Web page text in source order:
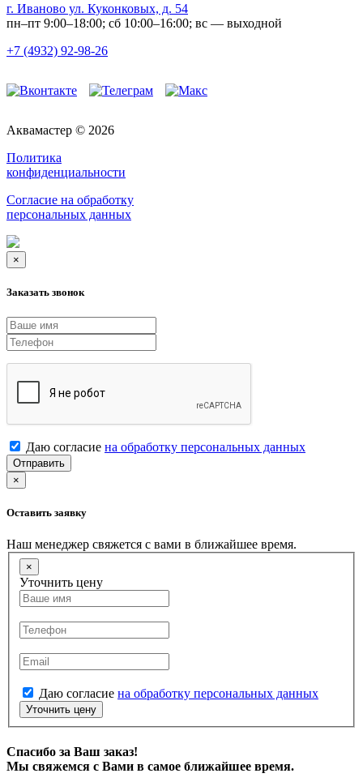
г. Иваново ул. Куконковых, д. 54
пн–пт 9:00–18:00; сб 10:00–16:00; вс — выходной
+7 (4932) 92-98-26
Аквамастер © 2026
Политика
конфиденциальности
Согласие на обработку
персональных данных
×
Заказать звонок
Даю согласие на обработку персональных данных
Отправить
×
Оставить заявку
Наш менеджер свяжется с вами в ближайшее время.
×
Уточнить цену
Даю согласие на обработку персональных данных
Уточнить цену
Спасибо за Ваш заказ!
Мы свяжемся с Вами в самое ближайшее время.